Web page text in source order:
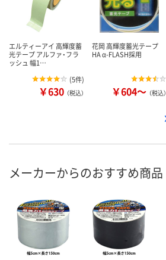
エルティーアイ 高輝度蓄
光テープ アルファ・フラ
ッシュ 幅1…
(5件)
￥630 （税込）
花岡 高輝度蓄光テープ
HA α-FLASH採用
￥604～ （税込）
メーカーからのおすすめ商品